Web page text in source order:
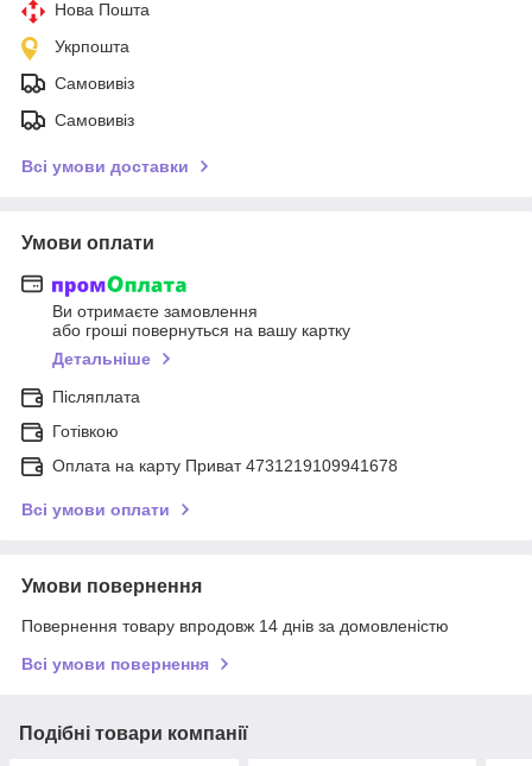
Нова Пошта
Укрпошта
Самовивіз
Самовивіз
Всі умови доставки
Умови оплати
Ви отримаєте замовлення
або гроші повернуться на вашу картку
Детальніше
Післяплата
Готівкою
Оплата на карту Приват 4731219109941678
Всі умови оплати
Умови повернення
Повернення товару впродовж 14 днів за домовленістю
Всі умови повернення
Подібні товари компанії